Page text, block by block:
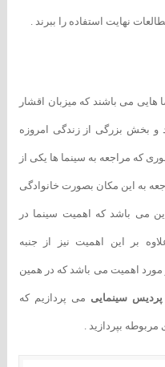
نهایت استفاده را ببرند .
هایی می باشند که میزبان اقشار
و بخش بزرگی از زندگی امروزه
که مراجعه به سینما ها یکی از
به این مکان بصورت خانوادگی
می باشد که اهمیت سینما در
بر این اهمیت نیز از جنبه
مورد اهمیت می باشد که در همین
پردیس سینمایی می پردازیم که
بپردازید .